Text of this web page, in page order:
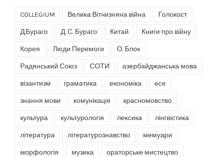
COLLEGIUM Велика Вітчизняна війна Голокост
Д.Бураго Д. С. Бураго Китай Книги про війну
Корея Люди Перемоги О. Блок
Радянський Союз СОТИ азербайджанська мова
візантизм граматика економіка есе
знання мови комунікація красномовство
культура культурологія лексика лінгвістика
література літературознавство мемуари
морфологія музика ораторське мистецтво